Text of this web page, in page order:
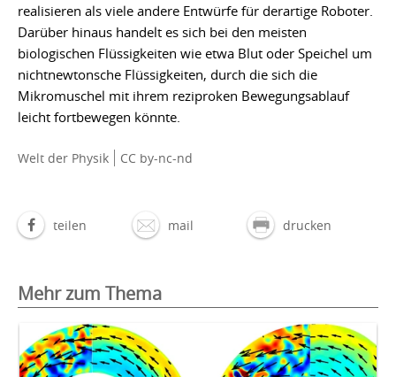
realisieren als viele andere Entwürfe für derartige Roboter.
Darüber hinaus handelt es sich bei den meisten
biologischen Flüssigkeiten wie etwa Blut oder Speichel um
nichtnewtonsche Flüssigkeiten, durch die sich die
Mikromuschel mit ihrem reziproken Bewegungsablauf
leicht fortbewegen könnte.
Welt der Physik CC by-nc-nd
teilen mail drucken
Mehr zum Thema